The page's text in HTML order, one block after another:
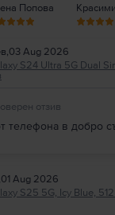
Попова
,03 Aug 2026
S24 Ultra 5G Dual
отзив
телефона в добро
01 Aug 2026
S25 5G, Icy Blue,